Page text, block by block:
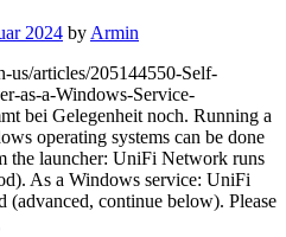
2024 byArmin
us/articles/205144550-Self-
as-a-Windows-Service-
bei Gelegenheit noch. Running a
operating systems can be done
the launcher: UniFi Network runs
As a Windows service: UniFi
continue below). Please